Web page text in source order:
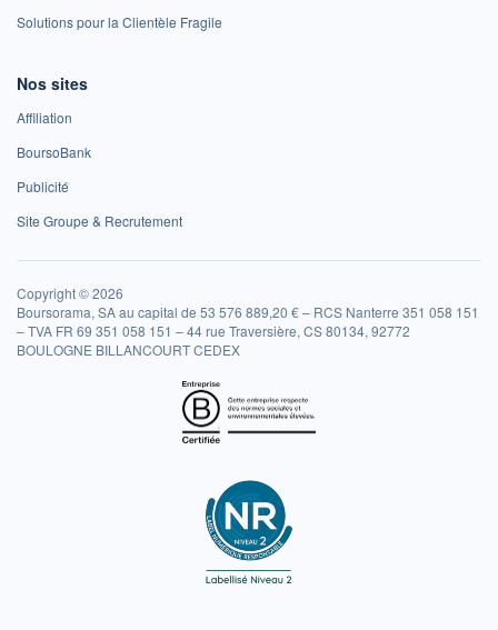
Solutions pour la Clientèle Fragile
Nos sites
Affiliation
BoursoBank
Publicité
Site Groupe & Recrutement
Copyright © 2026
Boursorama, SA au capital de 53 576 889,20 € – RCS Nanterre 351 058 151
– TVA FR 69 351 058 151 – 44 rue Traversière, CS 80134, 92772
BOULOGNE BILLANCOURT CEDEX